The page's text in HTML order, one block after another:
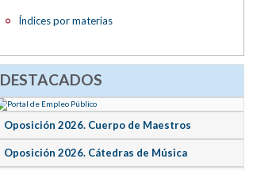
Índices por materias
DESTACADOS
Oposición 2026. Cuerpo de Maestros
Oposición 2026. Cátedras de Música